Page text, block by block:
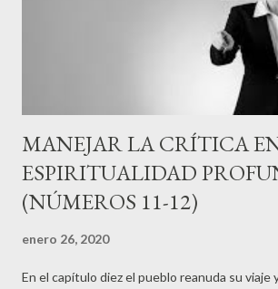
MANEJAR LA CRÍTICA
ESPIRITUALIDAD
(NÚMEROS 11-12)
enero 26, 2020
En el capítulo diez el pueblo reanuda su viaje